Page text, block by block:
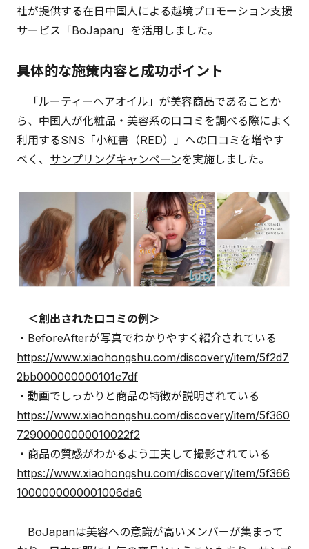
社が提供する在日中国人による越境プロモーション支援
サービス「BoJapan」を活用しました。
具体的な施策内容と成功ポイント
「ルーティーヘアオイル」が美容商品であることか
ら、中国人が化粧品・美容系の口コミを調べる際によく
利用するSNS「小紅書（RED）」への口コミを増やす
べく、 サンプリングキャンペーンを実施しました。
＜創出された口コミの例＞
・BeforeAfterが写真でわかりやすく紹介されている
https://www.xiaohongshu.com/discovery/item/5f2d7
2bb000000000101c7df
・動画でしっかりと商品の特徴が説明されている
https://www.xiaohongshu.com/discovery/item/5f360
72900000000010022f2
・商品の質感がわかるよう工夫して撮影されている
https://www.xiaohongshu.com/discovery/item/5f366
1000000000001006da6
BoJapanは美容への意識が高いメンバーが集まって